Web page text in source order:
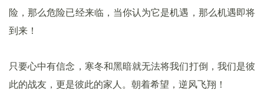
险，那么危险已经来临，当你认为它是机遇，那么机遇即将
到来！
只要心中有信念，寒冬和黑暗就无法将我们打倒，我们是彼
此的战友，更是彼此的家人。朝着希望，逆风飞翔！